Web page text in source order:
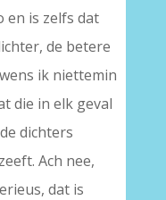
en is zelfs dat
de betere
ik niettemin
die in elk geval
dichters
Ach nee,
dat is